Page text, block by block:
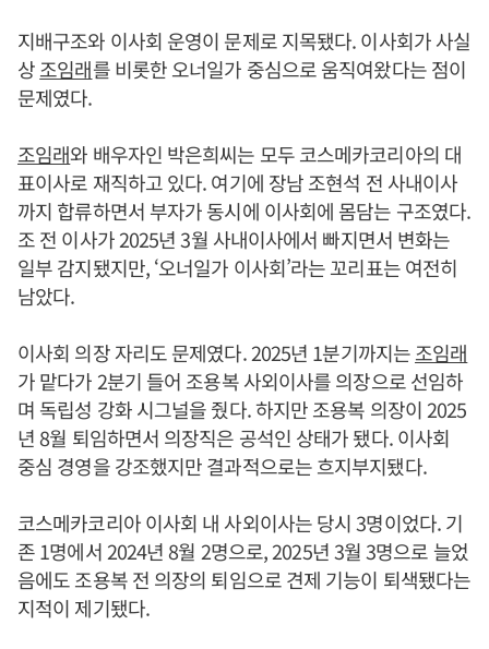
지배구조와 이사회 운영이 문제로 지목됐다. 이사회가 사실
상조임래를 비롯한 오너일가 중심으로 움직여왔다는 점이
문제였다.
조임래와 배우자인 박은희씨는 모두 코스메카코리아의 대
표이사로 재직하고 있다. 여기에 장남 조현석 전 사내이사
까지 합류하면서 부자가 동시에 이사회에 몸담는 구조였다.
조 전 이사가 2025년 3월 사내이사에서 빠지면서 변화는
일부 감지됐지만, ‘오너일가 이사회’라는 꼬리표는 여전히
남았다.
이사회 의장 자리도 문제였다. 2025년 1분기까지는조임래
가 맡다가 2분기 들어 조용복 사외이사를 의장으로 선임하
며 독립성 강화 시그널을 줬다. 하지만 조용복 의장이 2025
년 8월 퇴임하면서 의장직은 공석인 상태가 됐다. 이사회
중심 경영을 강조했지만 결과적으로는 흐지부지됐다.
코스메카코리아 이사회 내 사외이사는 당시 3명이었다. 기
존 1명에서 2024년 8월 2명으로, 2025년 3월 3명으로 늘었
음에도 조용복 전 의장의 퇴임으로 견제 기능이 퇴색됐다는
지적이 제기됐다.